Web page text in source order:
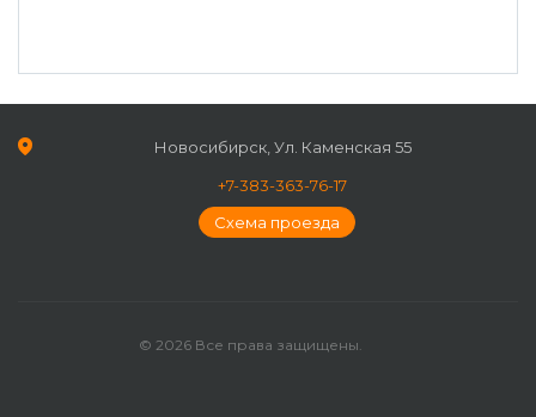
Новосибирск, Ул. Каменская 55
+7-383-363-76-17
Схема проезда
© 2026 Все права защищены.